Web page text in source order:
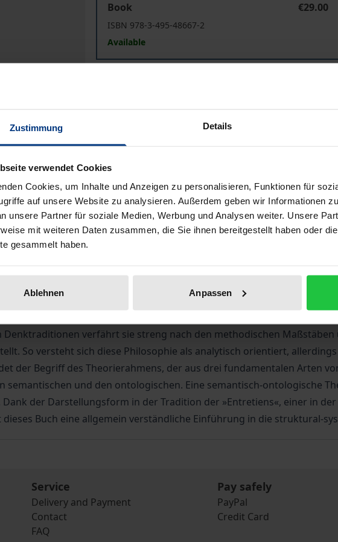
Zustimmung Details
verwendet Cookies
Cookies, um Inhalte und Anzeigen zu personalisieren, Funktionen für
auf unsere Website zu analysieren. Außerdem geben wir Informationen
unsere Partner für soziale Medien, Werbung und Analysen weiter. Unsere
mit weiteren Daten zusammen, die Sie ihnen bereitgestellt haben oder
gesammelt haben.
Ablehnen Anpassen
Book
€29.00
ISBN 978-3-495-48667-2
Available
Prices include VAT. Depending on the delivery address,
Bibliographical data
zeigen, dass Philosophie als eine grundsätzlich systematisch
konzipieren ist. Der Haupttitel Philosophie als systematischer
der Theorie der allgemeinsten oder universalen Strukturen des
Sie versucht, der ganzen thematischen Breite der großen
bedeutendsten philosophischen Systeme der Neuzeit, besonders des
Denktraditionen verfährt sie streng nach den methodischen
So versteht sich diese Philosophie als analytisch orientiert,
der Begriff des Theorierahmens, der aus drei fundamentalen Arten
semantischen und den ontologischen. Eine semantisch-ontologische
der Darstellungsform in der Tradition der »Entretiens«, einer in
Buch eine allgemein verständliche Einführung in die struktural-
Service
Delivery and Payment
Contact
FAQ
Pay safely
PayPal
Credit Card